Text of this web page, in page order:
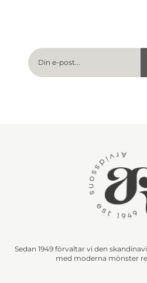
Sedan 1949 förvaltar vi den
med moderna mönster